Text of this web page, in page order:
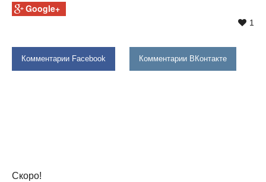
Google+
1
Комментарии Facebook Комментарии ВКонтакте
Скоро!